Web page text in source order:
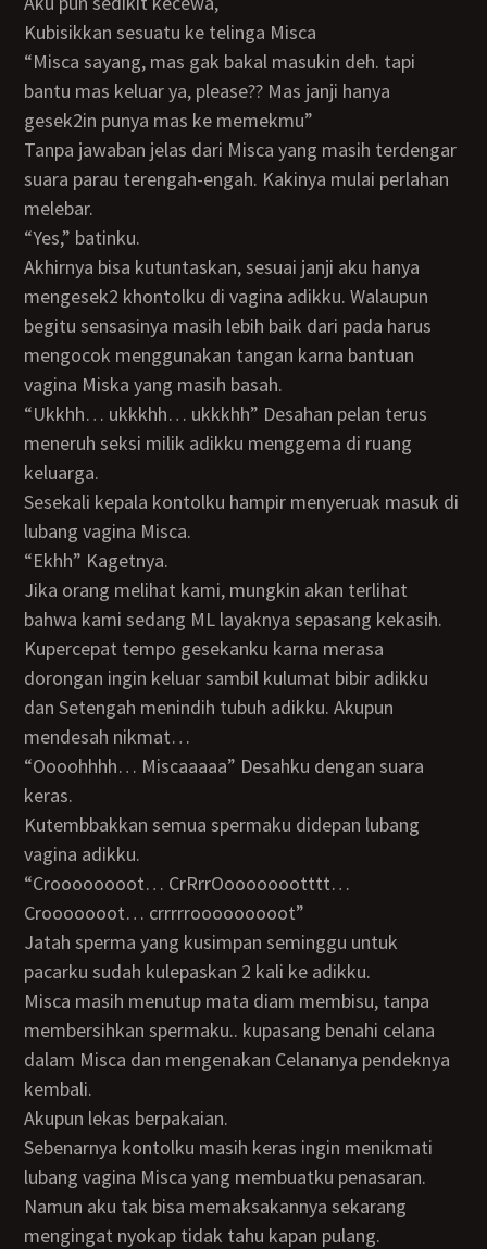
Kubisikkan sesuatu ke telinga Misca
“Misca sayang, mas gak bakal masukin deh. tapi
bantu mas keluar ya, please?? Mas janji hanya
gesek2in punya mas ke memekmu”
Tanpa jawaban jelas dari Misca yang masih terdengar
suara parau terengah-engah. Kakinya mulai perlahan
melebar.
“Yes,” batinku.
Akhirnya bisa kutuntaskan, sesuai janji aku hanya
mengesek2 khontolku di vagina adikku. Walaupun
begitu sensasinya masih lebih baik dari pada harus
mengocok menggunakan tangan karna bantuan
vagina Miska yang masih basah.
“Ukkhh… ukkkhh… ukkkhh” Desahan pelan terus
meneruh seksi milik adikku menggema di ruang
keluarga.
Sesekali kepala kontolku hampir menyeruak masuk di
lubang vagina Misca.
“Ekhh” Kagetnya.
Jika orang melihat kami, mungkin akan terlihat
bahwa kami sedang ML layaknya sepasang kekasih.
Kupercepat tempo gesekanku karna merasa
dorongan ingin keluar sambil kulumat bibir adikku
dan Setengah menindih tubuh adikku. Akupun
mendesah nikmat…
“Oooohhhh… Miscaaaaa” Desahku dengan suara
keras.
Kutembbakkan semua spermaku didepan lubang
vagina adikku.
“Croooooooot… CrRrrOoooooootttt…
Crooooooot… crrrrrooooooooot”
Jatah sperma yang kusimpan seminggu untuk
pacarku sudah kulepaskan 2 kali ke adikku.
Misca masih menutup mata diam membisu, tanpa
membersihkan spermaku.. kupasang benahi celana
dalam Misca dan mengenakan Celananya pendeknya
kembali.
Akupun lekas berpakaian.
Sebenarnya kontolku masih keras ingin menikmati
lubang vagina Misca yang membuatku penasaran.
Namun aku tak bisa memaksakannya sekarang
mengingat nyokap tidak tahu kapan pulang.